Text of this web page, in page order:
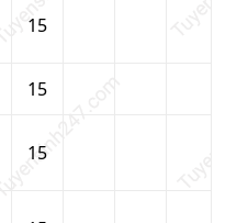
15
15
15